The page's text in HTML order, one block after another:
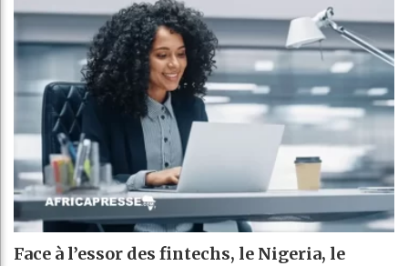
Face à l’essor des fintechs, le Nigeria, le